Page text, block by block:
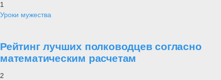
1
Уроки мужества
Рейтинг лучших полководцев согласно
математическим расчетам
2